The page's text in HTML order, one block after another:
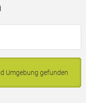
Umgebung gefunden